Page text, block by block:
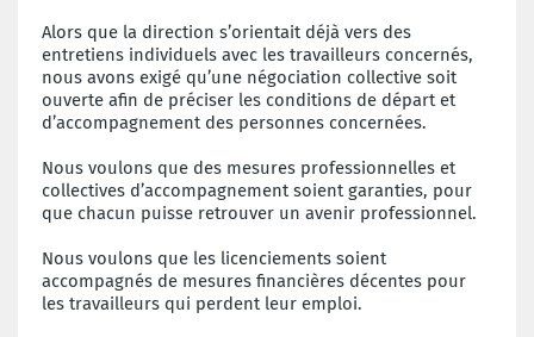
Alors que la direction s’orientait déjà vers des
entretiens individuels avec les travailleurs concernés,
nous avons exigé qu’une négociation collective soit
ouverte afin de préciser les conditions de départ et
d’accompagnement des personnes concernées.
Nous voulons que des mesures professionnelles et
collectives d’accompagnement soient garanties, pour
que chacun puisse retrouver un avenir professionnel.
Nous voulons que les licenciements soient
accompagnés de mesures financières décentes pour
les travailleurs qui perdent leur emploi.